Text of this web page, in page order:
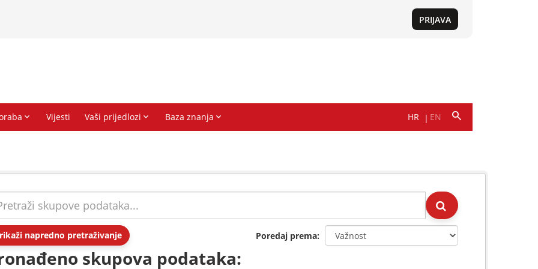
napredno pretraživanje Poredaj prema
skupova podataka: